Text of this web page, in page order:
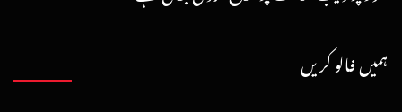
ہمیں فالو کریں